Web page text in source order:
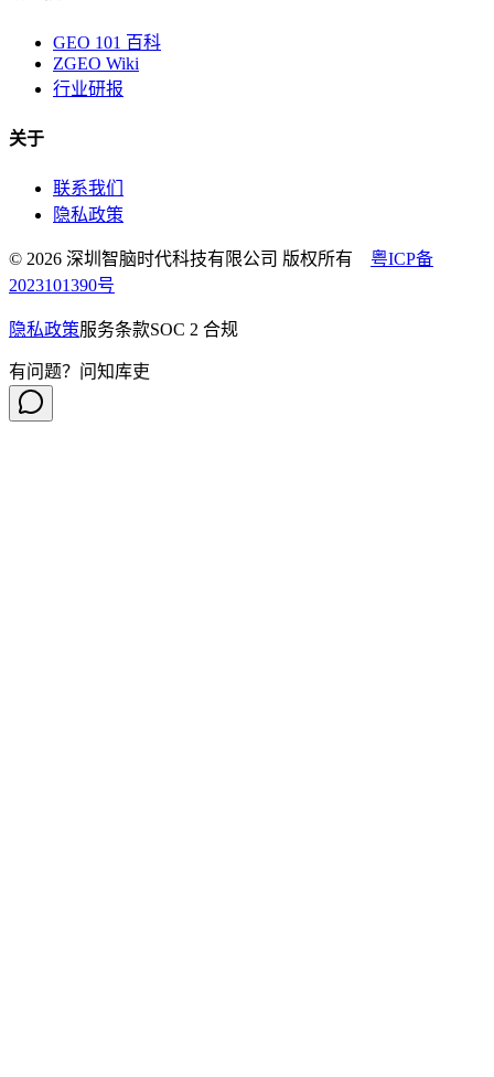
GEO 101 百科
ZGEO Wiki
行业研报
关于
联系我们
隐私政策
© 2026 深圳智脑时代科技有限公司 版权所有 粤ICP备
2023101390号
隐私政策服务条款SOC 2 合规
有问题？问知库吏